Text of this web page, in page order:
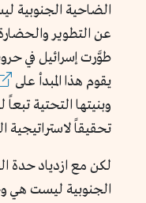
الضاحية الجنوبية
عن التطوير
طوَّرت إسرائيل في
يقوم هذا المبدأ على
وبنيتها التحتية
تحقيقاً لاستراتيجية
لكن مع ازدياد حدة
الجنوبية ليست هي